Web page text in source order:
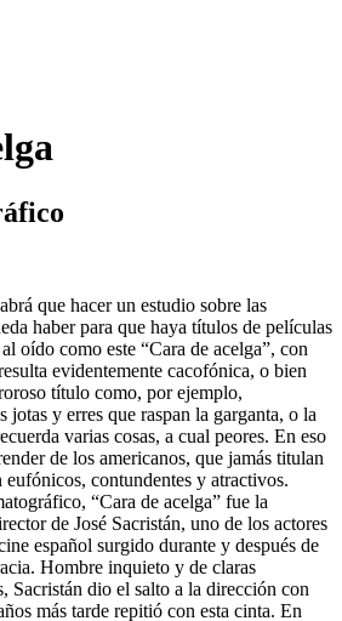
que hacer un estudio sobre las
haber para que haya títulos de películas
oído como este “Cara de acelga”, con
evidentemente cacofónica, o bien
título como, por ejemplo,
jotas y erres que raspan la garganta, o la
varias cosas, a cual peores. En eso
de los americanos, que jamás titulan
eufónicos, contundentes y atractivos.
“Cara de acelga” fue la
de José Sacristán, uno de los actores
español surgido durante y después de
Hombre inquieto y de claras
Sacristán dio el salto a la dirección con
más tarde repitió con esta cinta. En